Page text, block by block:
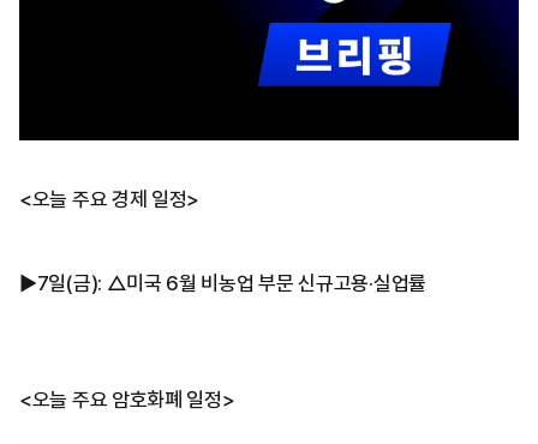
<오늘 주요 경제 일정>
▶7일(금): △미국 6월 비농업 부문 신규고용·실업률
<오늘 주요 암호화폐 일정>